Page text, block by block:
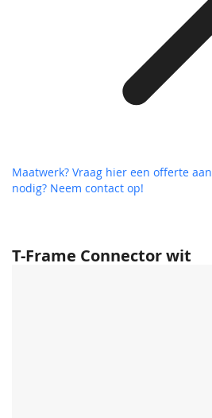
T-Frame Connector wit
Maatwerk? Vraag hier een offerte aan
nodig? Neem contact op!